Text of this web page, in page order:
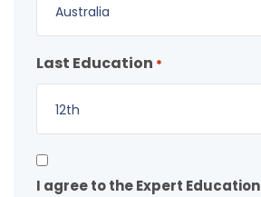
Australia
Last Education *
12th
Consent
*
I agree to the Expert Education